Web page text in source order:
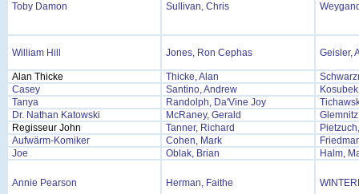
Toby Damon Sullivan, Chris
William Hill Jones, Ron Cephas Geisler,
Alan Thicke Thicke, Alan
Casey
Santino, Andrew
Tanya
Randolph, Da'Vine Joy
Dr. Nathan Katowski
McRaney, Gerald
Regisseur John
Tanner, Richard
Aufwärm-Komiker
Cohen, Mark
Joe
Oblak, Brian Halm,
Annie Pearson Herman, Faithe